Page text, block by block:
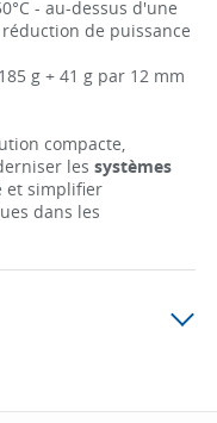
- au-dessus d'une
de puissance
g + 41 g par 12 mm
compacte,
les systèmes
et simplifier
dans les